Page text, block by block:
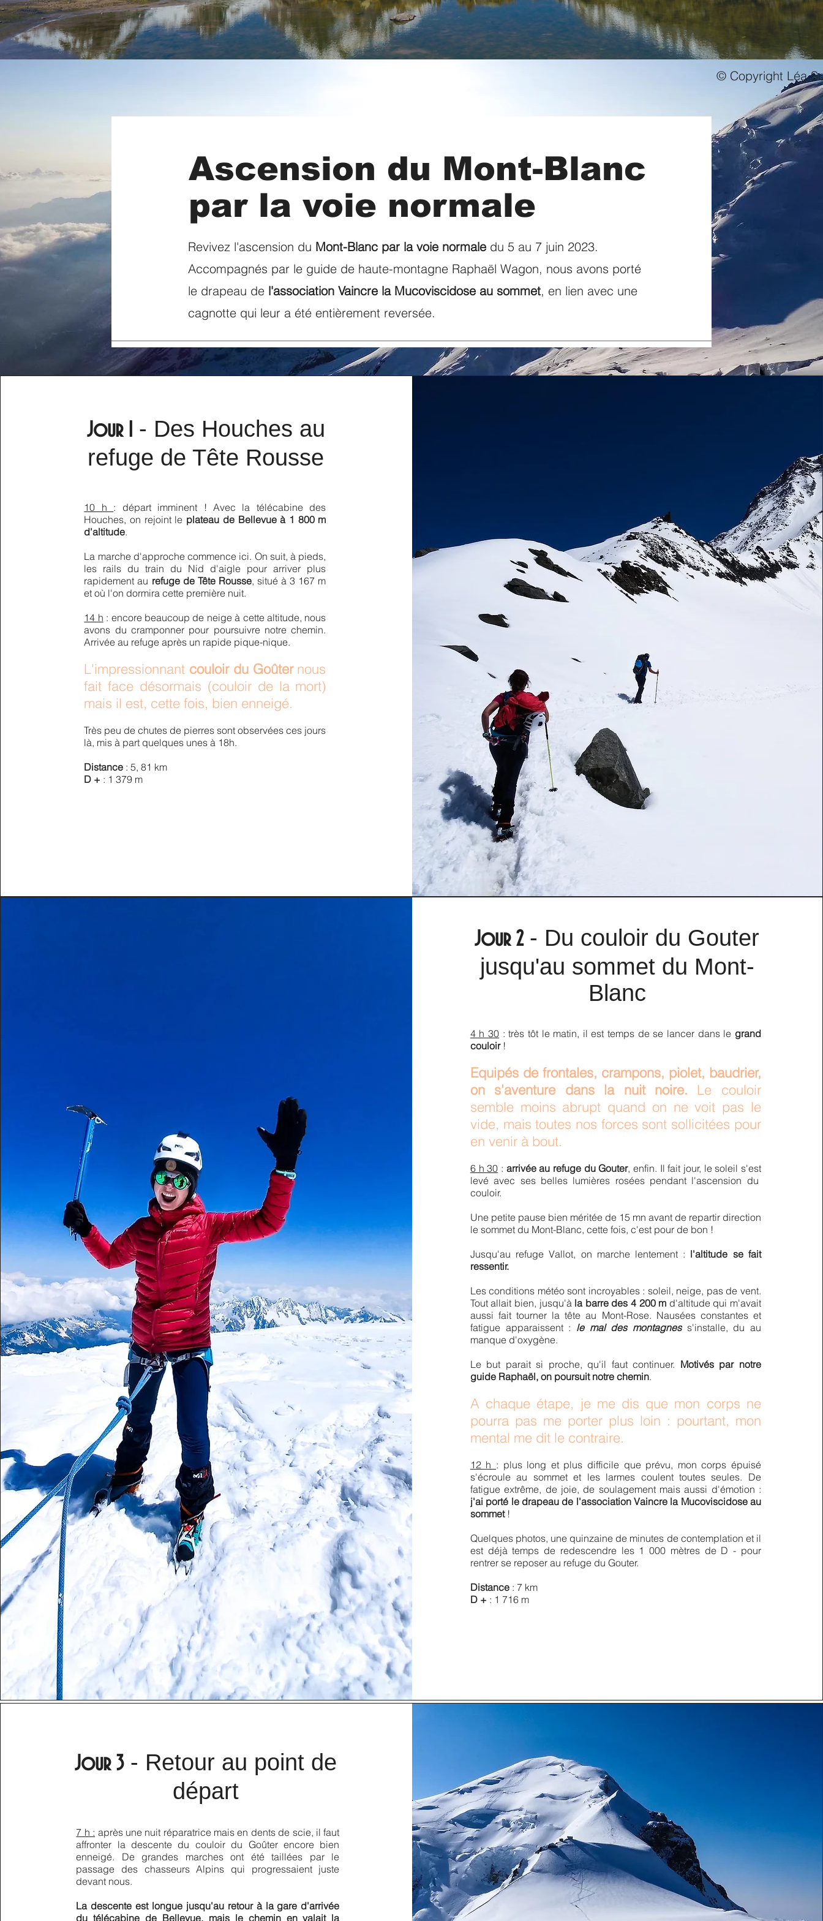
Ascension du Mont-Blanc
par la voie normale
Revivez l'ascension du Mont-Blanc par la voie normale du 5 au 7 juin 2023.
Accompagnés par le guide de haute-montagne Raphaël Wagon, nous avons porté
le drapeau de l'association Vaincre la Mucoviscidose au sommet, en lien avec une
cagnotte qui leur a été entièrement reversée.
Jour 1- Des Houches au
refuge de Tête Rousse
10 h : départ imminent ! Avec la télécabine des
Houches, on rejoint le plateau de Bellevue à 1 800 m
d'altitude.
La marche d'approche commence ici. On suit, à pieds,
les rails du train du Nid d'aigle pour arriver plus
rapidement au refuge de Tête Rousse, situé à 3 167 m
et où l'on dormira cette première nuit.
14 h : encore beaucoup de neige à cette altitude, nous
avons du cramponner pour poursuivre notre chemin.
Arrivée au refuge après un rapide pique-nique.
L'impressionnant couloir du Goûternous
fait face désormais (couloir de la mort)
mais il est, cette fois, bien enneigé.
Très peu de chutes de pierres sont observées ces jours
là, mis à part quelques unes à 18h.
Distance : 5, 81 km
D + : 1 379 m
Jour 2- Du couloir du Gouter
jusqu'au sommet du Mont-
Blanc
4 h 30 : très tôt le matin, il est temps de se lancer dans le grand
couloir!
Equipés de frontales, crampons, piolet, baudrier,
on s'aventure dans la nuit noire. Le couloir
semble moins abrupt quand on ne voit pas le
vide, mais toutes nos forces sont sollicitées pour
en venir à bout.
6 h 30 : arrivée au refuge du Gouter, enfin. Il fait jour, le soleil s'est
levé avec ses belles lumières rosées pendant l'ascension du
couloir.
Une petite pause bien méritée de 15 mn avant de repartir direction
le sommet du Mont-Blanc, cette fois, c'est pour de bon !
Jusqu'au refuge Vallot, on marche lentement : l'altitude se fait
ressentir.
Les conditions météo sont incroyables : soleil, neige, pas de vent.
Tout allait bien, jusqu'à la barre des 4 200 m d'altitude qui m'avait
aussi fait tourner la tête au Mont-Rose. Nausées constantes et
fatigue apparaissent : le mal des montagness'installe, du au
manque d'oxygène.
Le but parait si proche, qu'il faut continuer. Motivés par notre
guide Raphaël, on poursuit notre chemin.
A chaque étape, je me dis que mon corps ne
pourra pas me porter plus loin : pourtant, mon
mental me dit le contraire.
12 h : plus long et plus difficile que prévu, mon corps épuisé
s'écroule au sommet et les larmes coulent toutes seules. De
fatigue extrême, de joie, de soulagement mais aussi d'émotion :
j'ai porté le drapeau de l'association Vaincre la Mucoviscidose au
sommet!
Quelques photos, une quinzaine de minutes de contemplation et il
est déjà temps de redescendre les 1 000 mètres de D - pour
rentrer se reposer au refuge du Gouter.
Distance: 7 km
D + : 1 716 m
Jour 3- Retour au point de
départ
7 h : après une nuit réparatrice mais en dents de scie, il faut
affronter la descente du couloir du Goûter encore bien
enneigé. De grandes marches ont été taillées par le
passage des chasseurs Alpins qui progressaient juste
devant nous.
La descente est longue jusqu'au retourà la gare d'arrivée
du télécabine de Bellevue, mais le chemin en valait la
© Copyright Léa